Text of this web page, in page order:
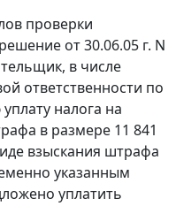
проверки
от 30.06.05 г. N
в числе
ответственности по
налога на
в размере 11 841
взыскания штрафа
указанным
уплатить